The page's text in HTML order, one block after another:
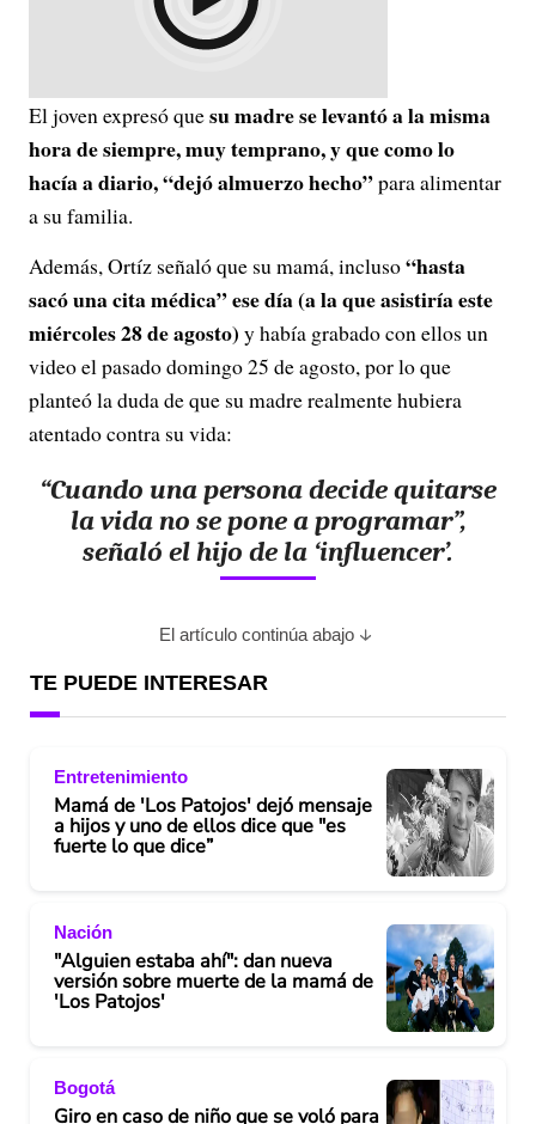
El joven expresó quesu madre se levantó a la misma
hora de siempre, muy temprano, y que como lo
hacía a diario, “dejó almuerzo hecho”para alimentar
a su familia.
Además, Ortíz señaló que su mamá, incluso“hasta
sacó una cita médica” ese día (a la que asistiría este
miércoles 28 de agosto) y había grabado con ellos un
video el pasado domingo 25 de agosto, por lo que
planteó la duda de que su madre realmente hubiera
atentado contra su vida:
“Cuando una persona decide quitarse
la vida no se pone a programar”,
señaló el hijo de la ‘influencer’.
El artículo continúa abajo
TE PUEDE INTERESAR
Entretenimiento
Mamá de 'Los Patojos' dejó mensaje
a hijos y uno de ellos dice que "es
fuerte lo que dice”
Nación
"Alguien estaba ahí": dan nueva
versión sobre muerte de la mamá de
'Los Patojos'
Bogotá
Giro en caso de niño que se voló para